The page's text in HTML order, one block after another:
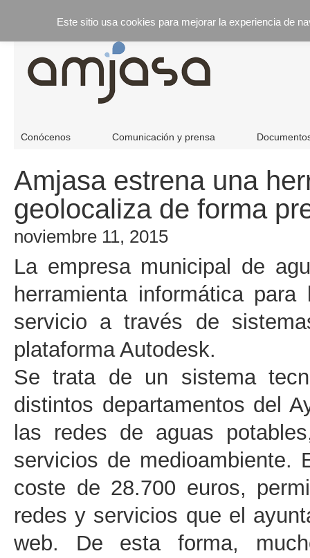
Conócenos Comunicación y prensa
Amjasa estrena una
geolocaliza de forma
noviembre 11, 2015
La empresa municipal de
herramienta informática
servicio a través de
plataforma Autodesk.
Se trata de un sistema
distintos departamentos del
las redes de aguas
servicios de medioambiente.
coste de 28.700 euros,
redes y servicios que el
web. De esta forma,
Este sitio usa cookies para mejorar la experiencia de